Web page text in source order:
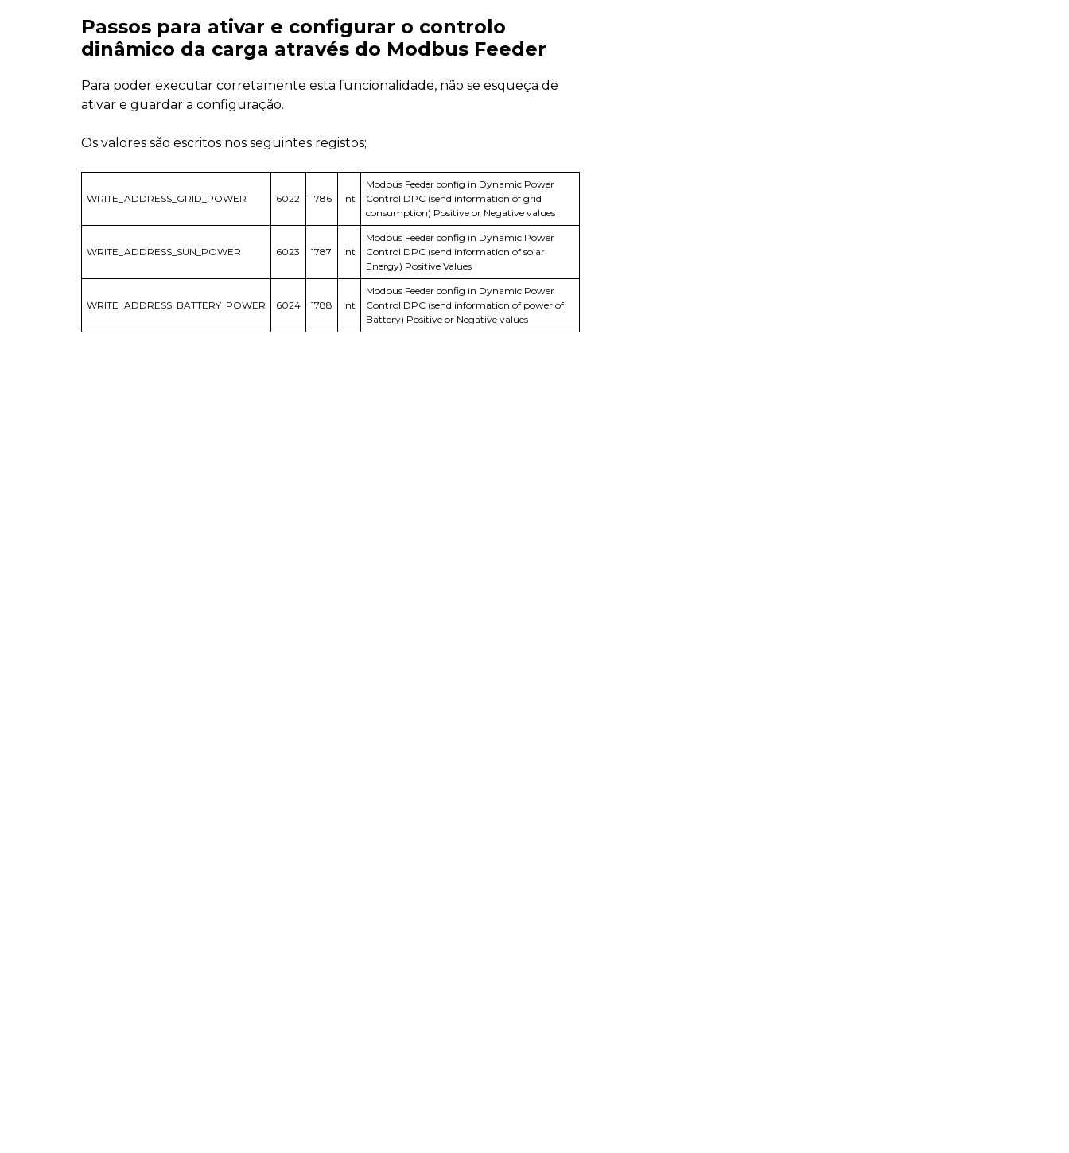
Passos para ativar e configurar o controlo
dinâmico da carga através do Modbus Feeder
Para poder executar corretamente esta funcionalidade, não se esqueça de
ativar e guardar a configuração.
Os valores são escritos nos seguintes registos;
WRITE_ADDRESS_GRID_POWER 6022 1786 Int
Modbus Feeder config in Dynamic Power
Control DPC (send information of grid
consumption) Positive or Negative values
WRITE_ADDRESS_SUN_POWER 6023 1787 Int
Modbus Feeder config in Dynamic Power
Control DPC (send information of solar
Energy) Positive Values
WRITE_ADDRESS_BATTERY_POWER 6024 1788 Int
Modbus Feeder config in Dynamic Power
Control DPC (send information of power of
Battery) Positive or Negative values